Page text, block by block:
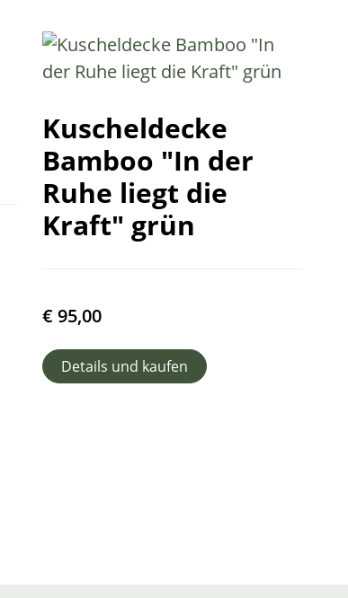
Kuscheldecke
Bamboo "In der
Ruhe liegt die
Kraft" grün
€ 95,00
Details und kaufen